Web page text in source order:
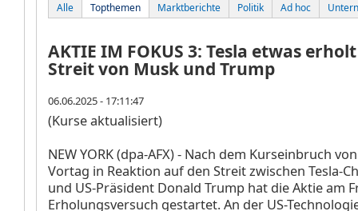
Alle Topthemen Marktberichte Politik Ad hoc
AKTIE IM FOKUS 3: Tesla etwas
Streit von Musk und Trump
06.06.2025 - 17:11:47
(Kurse aktualisiert)
NEW YORK (dpa-AFX) - Nach dem Kurseinbruch
Vortag in Reaktion auf den Streit zwischen Tesla-
und US-Präsident Donald Trump hat die Aktie am
Erholungsversuch gestartet. An der US-